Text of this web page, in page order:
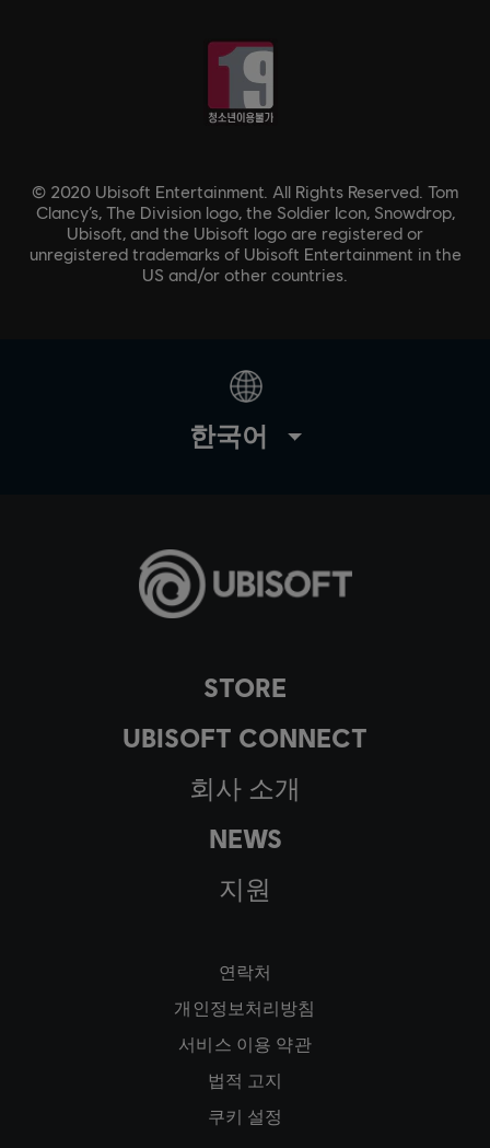
STORE
UBISOFT CONNECT
회사 소개
NEWS
지원
연락처
개인정보처리방침
서비스 이용 약관
법적 고지
쿠키 설정
© 2020 Ubisoft Entertainment. All Rights Reserved. Tom
Clancy’s, The Division logo, the Soldier Icon, Snowdrop,
Ubisoft, and the Ubisoft logo are registered or
unregistered trademarks of Ubisoft Entertainment in the
US and/or other countries.
한국어